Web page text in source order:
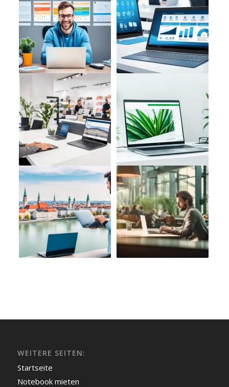
WEITERE SEITEN:
Startseite
Notebook mieten